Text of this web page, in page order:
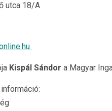
utca 18/A
Kispál Sándor a Magyar